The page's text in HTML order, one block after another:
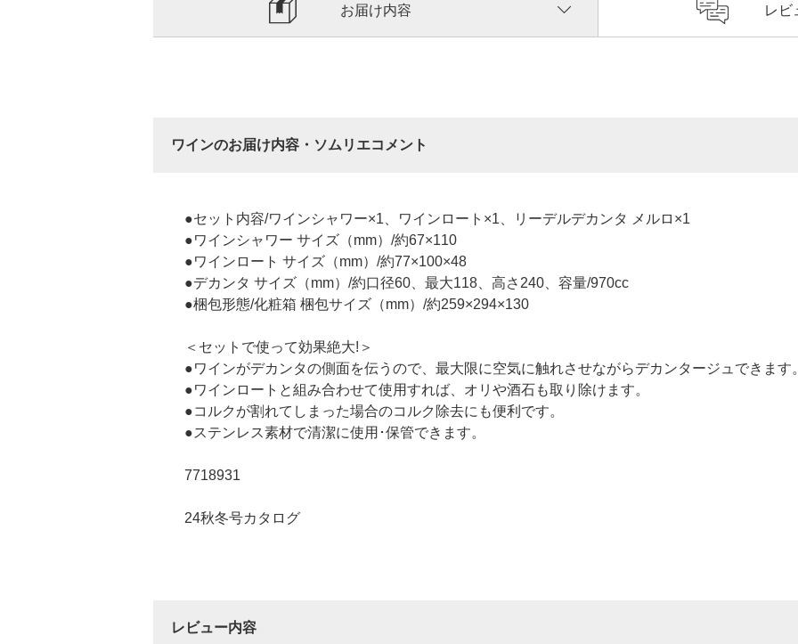
お届け内容 レビ
ワインのお届け内容・ソムリエコメント
●セット内容/ワインシャワー×1、ワインロート×1、リーデルデカンタ メルロ×1
●ワインシャワー サイズ（mm）/約67×110
●ワインロート サイズ（mm）/約77×100×48
●デカンタ サイズ（mm）/約口径60、最大118、高さ240、容量/970cc
●梱包形態/化粧箱 梱包サイズ（mm）/約259×294×130
＜セットで使って効果絶大!＞
●ワインがデカンタの側面を伝うので、最大限に空気に触れさせながらデカンタージュできます。
●ワインロートと組み合わせて使用すれば、オリや酒石も取り除けます。
●コルクが割れてしまった場合のコルク除去にも便利です。
●ステンレス素材で清潔に使用･保管できます。
7718931
24秋冬号カタログ
レビュー内容